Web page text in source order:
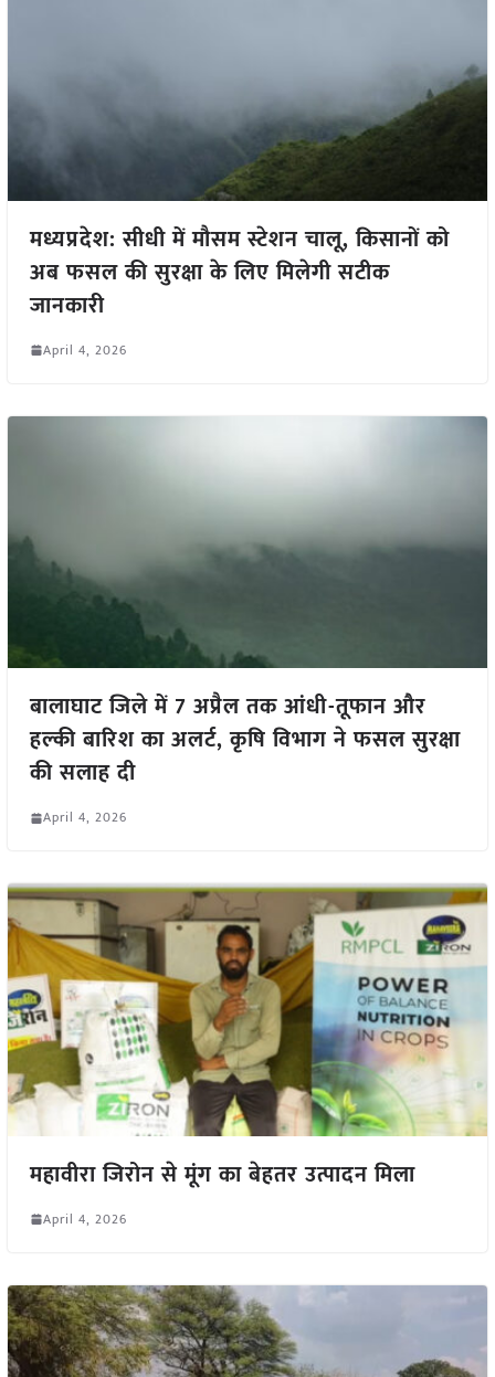
मध्यप्रदेश: सीधी में मौसम स्टेशन चालू, किसानों को
अब फसल की सुरक्षा के लिए मिलेगी सटीक
जानकारी
April 4, 2026
बालाघाट जिले में 7 अप्रैल तक आंधी-तूफान और
हल्की बारिश का अलर्ट, कृषि विभाग ने फसल सुरक्षा
की सलाह दी
April 4, 2026
महावीरा जिरोन से मूंग का बेहतर उत्पादन मिला
April 4, 2026